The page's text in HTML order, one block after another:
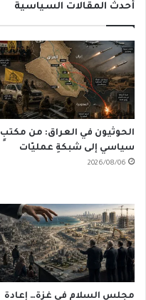
أحدث المقالات السياسية
الحوثيون في العراق: من مكتبٍ
سياسي إلى شبكةِ عمليّات
2026/08/06
مجلس السلام في غزة… إعادة